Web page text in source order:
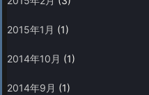
2015年1月 (1)
2014年10月 (1)
2014年9月 (1)